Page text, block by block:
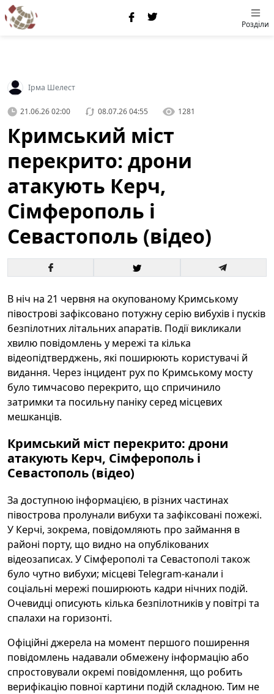
Розділи
Ірма Шелест
21.06.26 02:00 08.07.26 04:55 1281
Кримський міст
перекрито: дрони
атакують Керч,
Сімферополь і
Севастополь (відео)
В ніч на 21 червня на окупованому Кримському
півострові зафіксовано потужну серію вибухів і пусків
безпілотних літальних апаратів. Події викликали
хвилю повідомлень у мережі та кілька
відеопідтверджень, які поширюють користувачі й
видання. Через інцидент рух по Кримському мосту
було тимчасово перекрито, що спричинило
затримки та посильну паніку серед місцевих
мешканців.
Кримський міст перекрито: дрони
атакують Керч, Сімферополь і
Севастополь (відео)
За доступною інформацією, в різних частинах
півострова пролунали вибухи та зафіксовані пожежі.
У Керчі, зокрема, повідомляють про займання в
районі порту, що видно на опублікованих
відеозаписах. У Сімферополі та Севастополі також
було чутно вибухи; місцеві Telegram-канали і
соціальні мережі поширюють кадри нічних подій.
Очевидці описують кілька безпілотників у повітрі та
спалахи на горизонті.
Офіційні джерела на момент першого поширення
повідомлень надавали обмежену інформацію або
спростовували окремі повідомлення, що робить
верифікацію повної картини подій складною. Тим не